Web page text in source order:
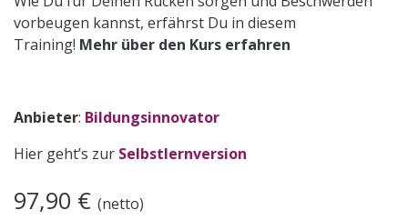
vorbeugen kannst, erfährst Du in diesem
Training! Mehr über den Kurs erfahren
Anbieter: Bildungsinnovator
Hier geht’s zur Selbstlernversion
97,90 € (netto)